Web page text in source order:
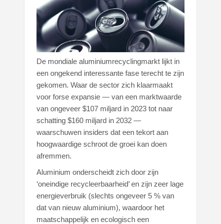
De mondiale aluminiumrecyclingmarkt lijkt in
een ongekend interessante fase terecht te zijn
gekomen. Waar de sector zich klaarmaakt
voor forse expansie — van een marktwaarde
van ongeveer $107 miljard in 2023 tot naar
schatting $160 miljard in 2032 —
waarschuwen insiders dat een tekort aan
hoogwaardige schroot de groei kan doen
afremmen.
Aluminium onderscheidt zich door zijn
‘oneindige recycleerbaarheid’ en zijn zeer lage
energieverbruik (slechts ongeveer 5 % van
dat van nieuw aluminium), waardoor het
maatschappelijk en ecologisch een